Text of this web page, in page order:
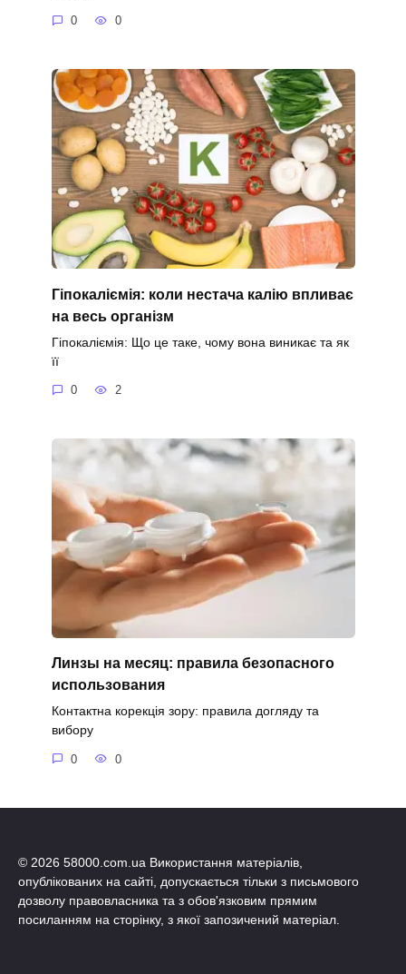
0 0
Гіпокаліємія: коли нестача калію впливає
на весь організм
Гіпокаліємія: Що це таке, чому вона виникає та як
її
0 2
Линзы на месяц: правила безопасного
использования
Контактна корекція зору: правила догляду та
вибору
0 0
© 2026 58000.com.ua Використання матеріалів,
опублікованих на сайті, допускається тільки з письмового
дозволу правовласника та з обов'язковим прямим
посиланням на сторінку, з якої запозичений матеріал.